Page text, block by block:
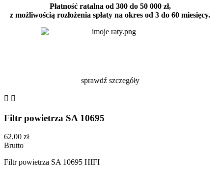
Płatność ratalna od 300 do 50 000 zł,
z możliwością rozłożenia spłaty na okres od 3 do 60 miesięcy.
sprawdź szczegóły
 
Filtr powietrza SA 10695
62,00 zł
Brutto
Filtr powietrza SA 10695 HIFI